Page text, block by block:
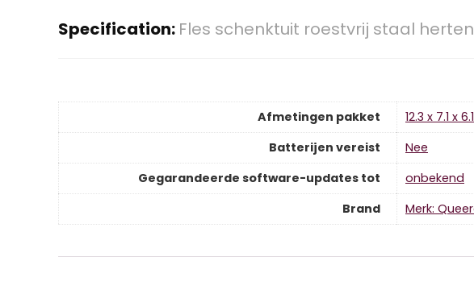
Specification: Fles schenktuit roestvrij staal
Afmetingen pakket
‎12.3 x 7.1 x
Batterijen vereist
‎Nee
Gegarandeerde software-updates tot
‎onbekend
Brand
Merk: